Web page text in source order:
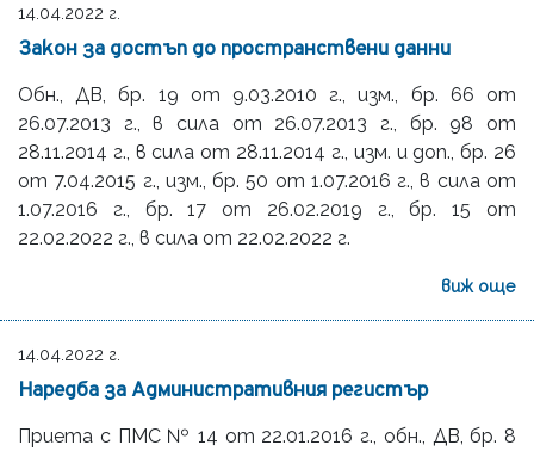
14.04.2022 г.
Закон за достъп до пространствени данни
Обн., ДВ, бр. 19 от 9.03.2010 г., изм., бр. 66 от
26.07.2013 г., в сила от 26.07.2013 г., бр. 98 от
28.11.2014 г., в сила от 28.11.2014 г., изм. и доп., бр. 26
от 7.04.2015 г., изм., бр. 50 от 1.07.2016 г., в сила от
1.07.2016 г., бр. 17 от 26.02.2019 г., бр. 15 от
22.02.2022 г., в сила от 22.02.2022 г.
виж още
14.04.2022 г.
Наредба за Административния регистър
Приета с ПМС № 14 от 22.01.2016 г., обн., ДВ, бр. 8